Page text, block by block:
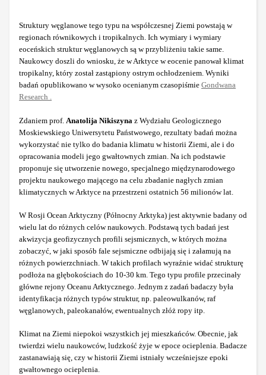
Struktury węglanowe tego typu na współczesnej Ziemi powstają w
regionach równikowych i tropikalnych. Ich wymiary i wymiary
eoceńskich struktur węglanowych są w przybliżeniu takie same.
Naukowcy doszli do wniosku, że w Arktyce w eocenie panował klimat
tropikalny, który został zastąpiony ostrym ochłodzeniem. Wyniki
badań opublikowano w wysoko ocenianym czasopiśmie Gondwana
Research .
Zdaniem prof. Anatolija Nikiszyna z Wydziału Geologicznego
Moskiewskiego Uniwersytetu Państwowego, rezultaty badań można
wykorzystać nie tylko do badania klimatu w historii Ziemi, ale i do
opracowania modeli jego gwałtownych zmian. Na ich podstawie
proponuje się utworzenie nowego, specjalnego międzynarodowego
projektu naukowego mającego na celu zbadanie nagłych zmian
klimatycznych w Arktyce na przestrzeni ostatnich 56 milionów lat.
W Rosji Ocean Arktyczny (Północny Arktyka) jest aktywnie badany od
wielu lat do różnych celów naukowych. Podstawą tych badań jest
akwizycja geofizycznych profili sejsmicznych, w których można
zobaczyć, w jaki sposób fale sejsmiczne odbijają się i załamują na
różnych powierzchniach. W takich profilach wyraźnie widać strukturę
podłoża na głębokościach do 10-30 km. Tego typu profile przecinały
główne rejony Oceanu Arktycznego. Jednym z zadań badaczy była
identyfikacja różnych typów struktur, np. paleowulkanów, raf
węglanowych, paleokanałów, ewentualnych złóż ropy itp.
Klimat na Ziemi niepokoi wszystkich jej mieszkańców. Obecnie, jak
twierdzi wielu naukowców, ludzkość żyje w epoce ocieplenia. Badacze
zastanawiają się, czy w historii Ziemi istniały wcześniejsze epoki
gwałtownego ocieplenia.